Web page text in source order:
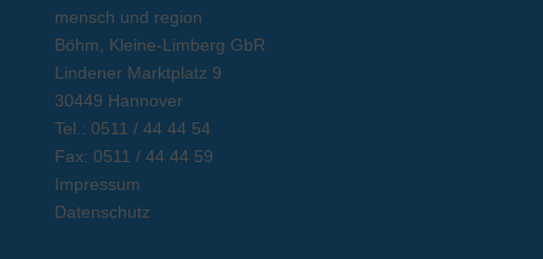
mensch und region
Böhm, Kleine-Limberg GbR
Lindener Marktplatz 9
30449 Hannover
Tel.: 0511 / 44 44 54
Fax: 0511 / 44 44 59
Impressum
Datenschutz